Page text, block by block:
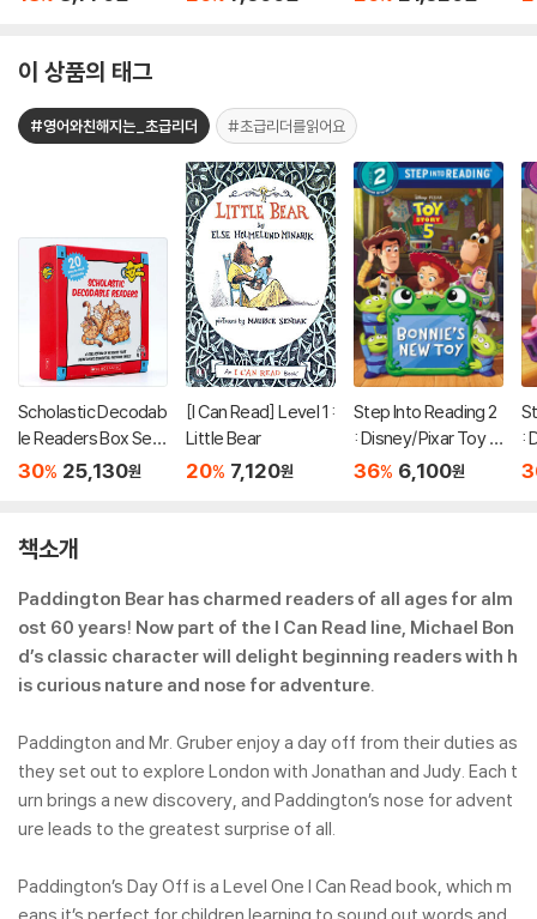
이 상품의 태그
#영어와친해지는_초급리더 #초급리더를읽어요
Scholastic Decodab
le Readers Box Set
Level A (StoryPlus
30% 25,130원
[I Can Read] Level 1 :
Little Bear
20% 7,120원
Step Into Reading 2
: Disney/Pixar Toy S
tory 5 : Bonnie's Ne
36% 6,100원
:
책소개
Paddington Bear has charmed readers of all ages for alm
ost 60 years! Now part of the I Can Read line, Michael Bon
d’s classic character will delight beginning readers with h
is curious nature and nose for adventure.
Paddington and Mr. Gruber enjoy a day off from their duties as
they set out to explore London with Jonathan and Judy. Each t
urn brings a new discovery, and Paddington’s nose for advent
ure leads to the greatest surprise of all.
Paddington’s Day Off is a Level One I Can Read book, which m